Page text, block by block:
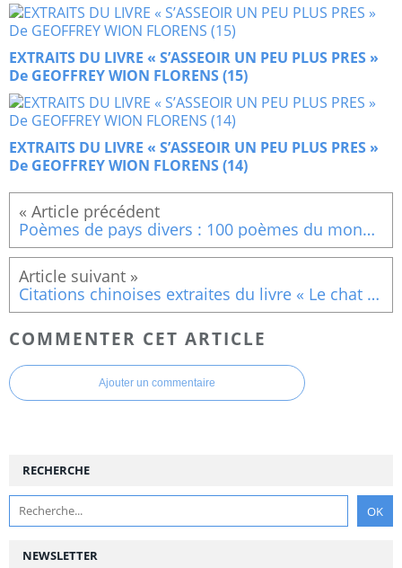
EXTRAITS DU LIVRE « S’ASSEOIR UN PEU PLUS PRES »
De GEOFFREY WION FLORENS (15)
EXTRAITS DU LIVRE « S’ASSEOIR UN PEU PLUS PRES »
De GEOFFREY WION FLORENS (14)
Poèmes de pays divers : 100 poèmes du monde pour les enfants (La nuit est une femme inconnue.)
Citations chinoises extraites du livre « Le chat à l’orchidée »
COMMENTER CET ARTICLE
Ajouter un commentaire
NEWSLETTER
RECHERCHE